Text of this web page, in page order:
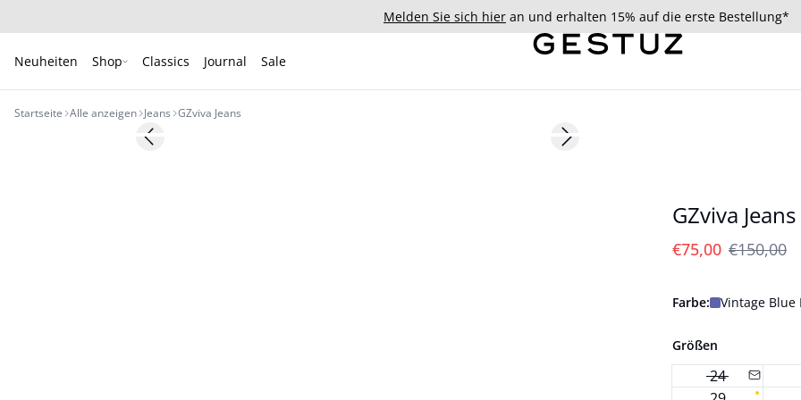
Melden Sie sich hier an und erhalten 15% auf die erste Bestellung*
Neuheiten Shop Classics Journal Sale
Startseite Alle anzeigen Jeans GZviva Jeans
- 50%Previous slide Next slide
GZviva Jeans
€75,00 €150,00
Farbe: Vintage Blue
Größen
24